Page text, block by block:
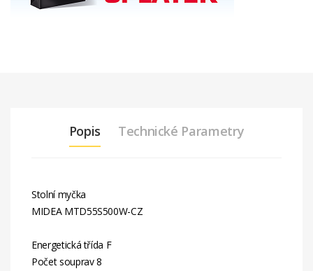
Popis Technické Parametry
Stolní myčka
MIDEA MTD55S500W-CZ
Energetická třída F
Počet souprav 8